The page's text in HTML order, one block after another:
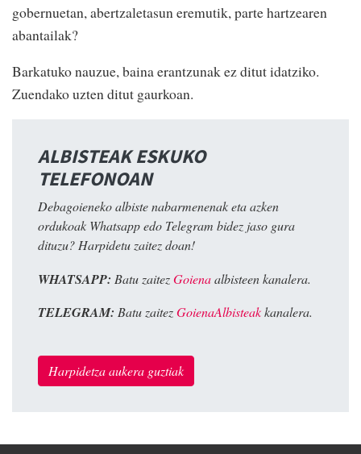
gobernuetan, abertzaletasun eremutik, parte hartzearen
abantailak?
Barkatuko nauzue, baina erantzunak ez ditut idatziko.
Zuendako uzten ditut gaurkoan.
ALBISTEAK ESKUKO
TELEFONOAN
Debagoieneko albiste nabarmenenak eta azken
ordukoak Whatsapp edo Telegram bidez jaso gura
dituzu? Harpidetu zaitez doan!
WHATSAPP: Batu zaitezGoienaalbisteen kanalera.
TELEGRAM: Batu zaitezGoienaAlbisteakkanalera.
Harpidetza aukera guztiak